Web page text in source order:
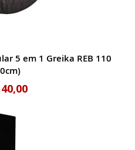
5 em 1 Greika REB 110